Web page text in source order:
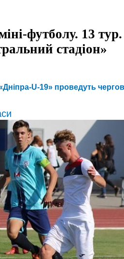
футболу. 13
стадіон»
U-19» проведуть